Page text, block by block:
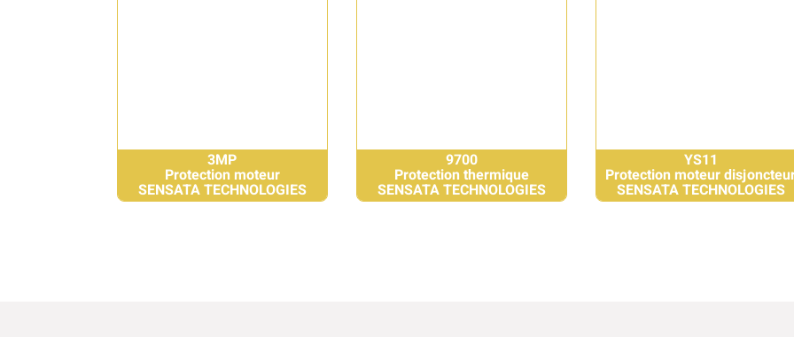
3MP
Protection moteur
SENSATA TECHNOLOGIES
9700
Protection thermique
SENSATA TECHNOLOGIES
YS11
Protection moteur
SENSATA TECHNOLOGIES